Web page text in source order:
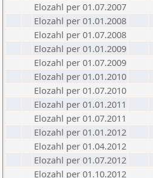
Elozahl per 01.07.2007
Elozahl per 01.01.2008
Elozahl per 01.07.2008
Elozahl per 01.01.2009
Elozahl per 01.07.2009
Elozahl per 01.01.2010
Elozahl per 01.07.2010
Elozahl per 01.01.2011
Elozahl per 01.07.2011
Elozahl per 01.01.2012
Elozahl per 01.04.2012
Elozahl per 01.07.2012
Elozahl per 01.10.2012